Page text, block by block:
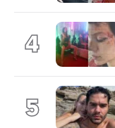
4
5